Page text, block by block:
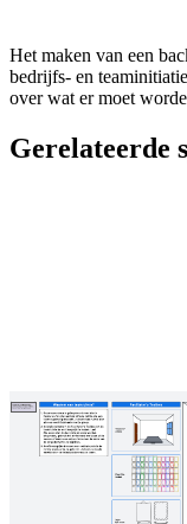
Het maken van een
bedrijfs- en
over wat er moet
Gerelateerde